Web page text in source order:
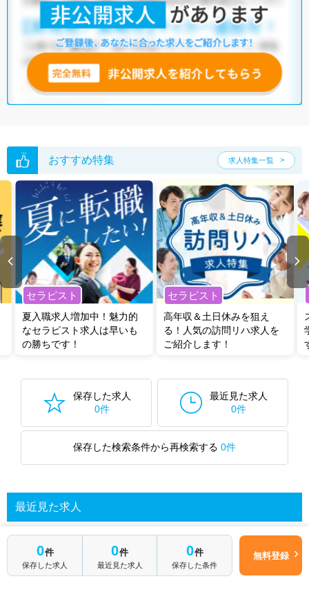
おすすめ特集 求人特集一覧
セラピスト
夏入職求人増加中！魅力的
なセラピスト求人は早いも
の勝ちです！
セラピスト
高年収＆土日休みを狙え
る！人気の訪問リハ求人を
ご紹介します！
保存した求人
0件
最近見た求人
0件
保存した検索条件から再検索する 0件
最近見た求人
あなたが最近見た求人を表示します
0件
保存した求人
0件
最近見た求人
0件
保存した条件
無料登録